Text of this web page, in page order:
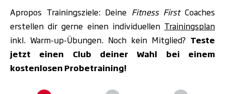
Apropos Trainingsziele: Deine Fitness FirstCoaches
erstellen dir gerne einen individuellen Trainingsplan
inkl. Warm-up-Übungen. Noch kein Mitglied? Teste
jetzt einen Club deiner Wahl bei einem
kostenlosen Probetraining!